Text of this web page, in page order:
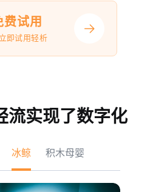
费试用
即试用轻析
流实现了数字化
冰鲸 积木母婴